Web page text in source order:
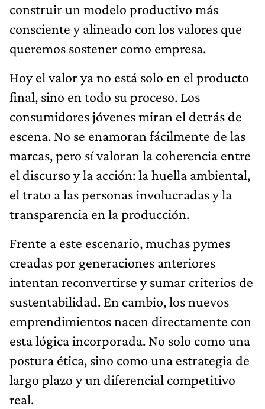
construir un modelo productivo más
consciente y alineado con los valores que
queremos sostener como empresa.
Hoy el valor ya no está solo en el producto
final, sino en todo su proceso. Los
consumidores jóvenes miran el detrás de
escena. No se enamoran fácilmente de las
marcas, pero sí valoran la coherencia entre
el discurso y la acción: la huella ambiental,
el trato a las personas involucradas y la
transparencia en la producción.
Frente a este escenario, muchas pymes
creadas por generaciones anteriores
intentan reconvertirse y sumar criterios de
sustentabilidad. En cambio, los nuevos
emprendimientos nacen directamente con
esta lógica incorporada. No solo como una
postura ética, sino como una estrategia de
largo plazo y un diferencial competitivo
real.